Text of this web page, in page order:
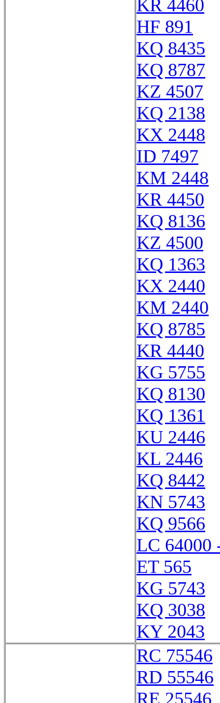
KR 4460
HF 891
KQ 8435
KQ 8787
KZ 4507
KQ 2138
KX 2448
ID 7497
KM 2448
KR 4450
KQ 8136
KZ 4500
KQ 1363
KX 2440
KM 2440
KQ 8785
KR 4440
KG 5755
KQ 8130
KQ 1361
KU 2446
KL 2446
KQ 8442
KN 5743
KQ 9566
LC 64000
ET 565
KG 5743
KQ 3038
KY 2043
RC 75546
RD 55546
RE 25546